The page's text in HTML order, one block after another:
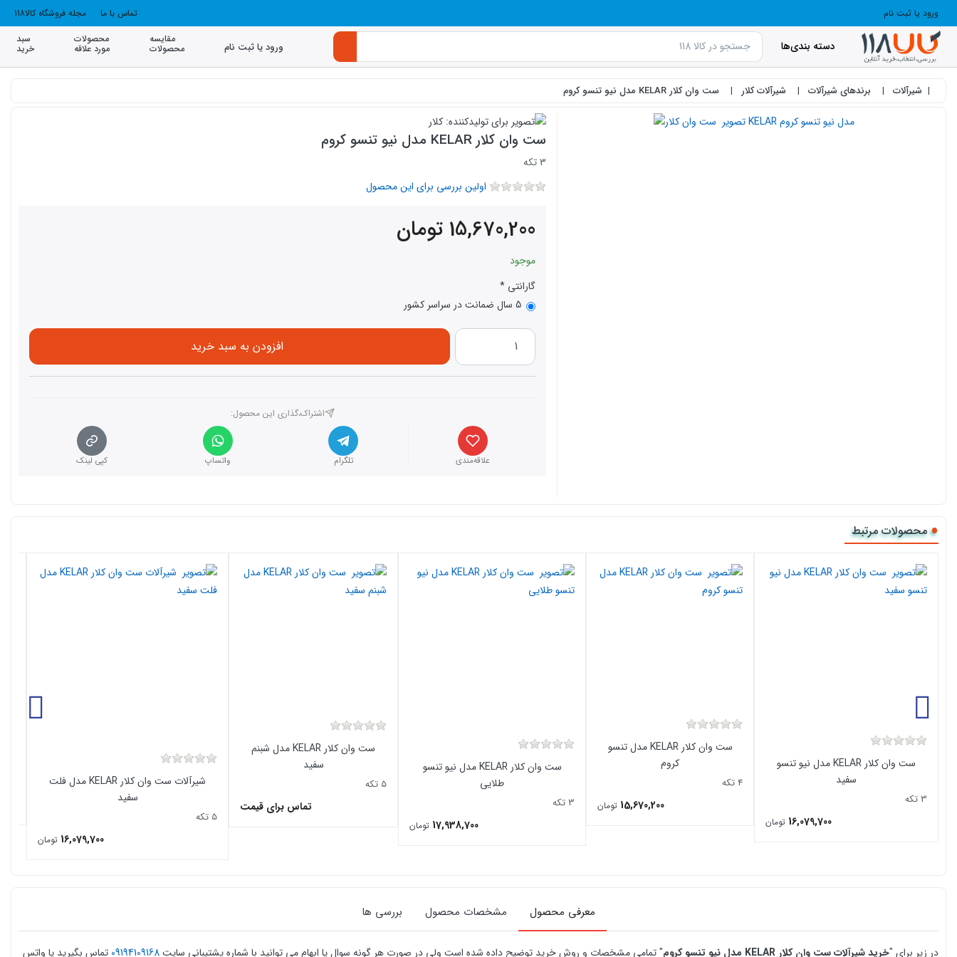
ورود یا ثبت نام تماس با ما مجله فروشگاه کالا118
دسته بندی‌ها ورود یا ثبت نام
مقایسه
محصولات
محصولات
مورد علاقه
سبد
خرید
شیرآلات برندهای شیرآلات شیرآلات کلار ست وان کلار KELAR مدل نیو تنسو کروم
ست وان کلار KELAR مدل نیو تنسو کروم
3 تکه
اولین بررسی برای این محصول
15,670,200 تومان
موجود
گارانتی
5 سال ضمانت در سراسر کشور
افزودن به سبد خرید
اشتراک،گذاری این محصول‌:
علاقه‌مندی تلگرام واتساپ کپی لینک
محصولات مرتبط
ست وان کلار KELAR مدل نیو تنسو
سفید
3 تکه
16,079,700 تومان
ست وان کلار KELAR مدل تنسو
کروم
4 تکه
15,670,200 تومان
ست وان کلار KELAR مدل نیو تنسو
طلایی
3 تکه
17,938,700 تومان
ست وان کلار KELAR مدل شبنم
سفید
5 تکه
تماس برای قیمت
شیرآلات ست وان کلار KELAR مدل فلت
سفید
5 تکه
16,079,700 تومان
معرفی محصول مشخصات محصول بررسی ها
در زیر برای "خریدشیرآلات ست وان کلار KELAR مدل نیو تنسو کروم " تمامی مشخصات و روش خرید توضیح داده شده است ولی در صورت هر گونه سوال یا ابهام می توانید با شماره پشتیبانی سایت09194109168 تماس بگیرید یا واتس